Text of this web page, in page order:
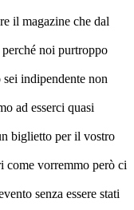
il magazine che dal
perché noi purtroppo
indipendente non
ad esserci quasi
biglietto per il vostro
come vorremmo però ci
senza essere stati